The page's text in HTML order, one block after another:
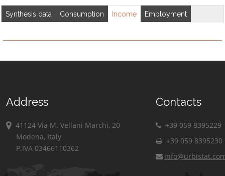
Synthesis data Consumption Income Employment
Address
41124 Via M. Vellani Marchi, 20
Modena, Italy
P.IVA 03466110362
Contacts
+39 059 8395229
+39 059 8395230